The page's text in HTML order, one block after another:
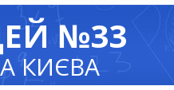
№33
КИЄВА